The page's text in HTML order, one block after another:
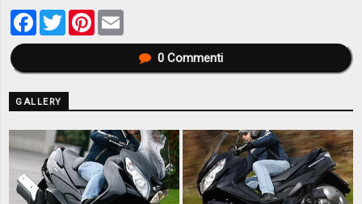
Facebook
TwitterPinterest
0Commenti
GALLERY